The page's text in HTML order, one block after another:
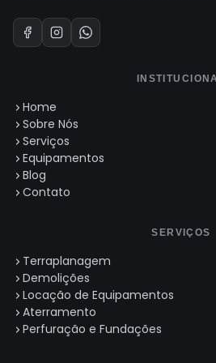
Home
Sobre Nós
Serviços
Equipamentos
Blog
Contato
SERVIÇOS
Terraplanagem
Demolições
Locação de Equipamentos
Aterramento
Perfuração e Fundações